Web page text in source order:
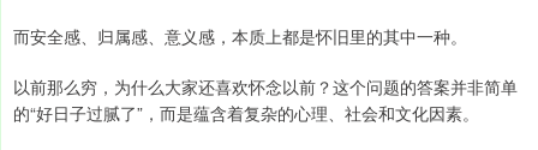
而安全感、归属感、意义感，本质上都是怀旧里的其中一种。
以前那么穷，为什么大家还喜欢怀念以前？这个问题的答案并非简单
的“好日子过腻了”，而是蕴含着复杂的心理、社会和文化因素。